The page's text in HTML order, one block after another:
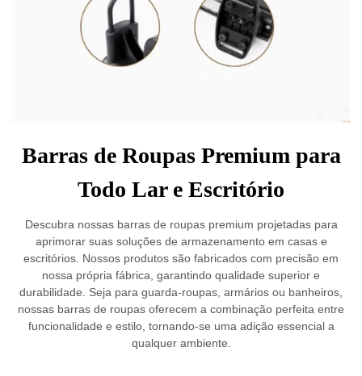
Barras de Roupas Premium para
Todo Lar e Escritório
Descubra nossas barras de roupas premium projetadas para
aprimorar suas soluções de armazenamento em casas e
escritórios. Nossos produtos são fabricados com precisão em
nossa própria fábrica, garantindo qualidade superior e
durabilidade. Seja para guarda-roupas, armários ou banheiros,
nossas barras de roupas oferecem a combinação perfeita entre
funcionalidade e estilo, tornando-se uma adição essencial a
qualquer ambiente.